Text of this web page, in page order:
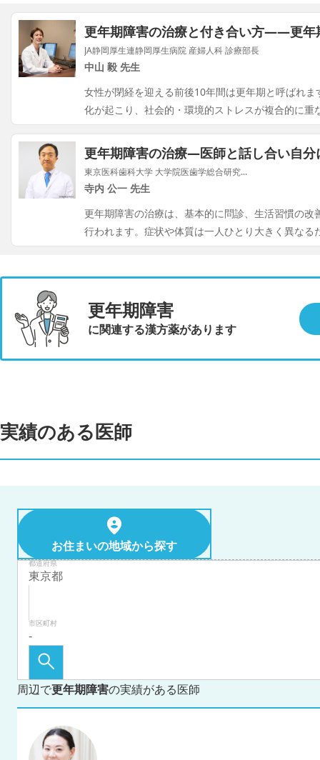
更年期障害の治療と付き合い方――更年
JA静岡厚生連静岡厚生病院 産婦人科 診療部長
中山 毅 先生
女性が閉経を迎える前後10年間は更年期と呼ばれ
化が起こり、社会的・環境的ストレスが複合的に重
更年期障害の治療―医師と話し合い自分
東京医科歯科大学 大学院医歯学総合研究...
寺内 公一 先生
更年期障害の治療は、基本的に問診、生活習慣の
行われます。症状や体質は一人ひとり大きく異なる
更年期障害
に関連する漢方薬があります
実績のある医師
お住まいの地域から探す
都道府県
市区町村
周辺で更年期障害の実績がある医師